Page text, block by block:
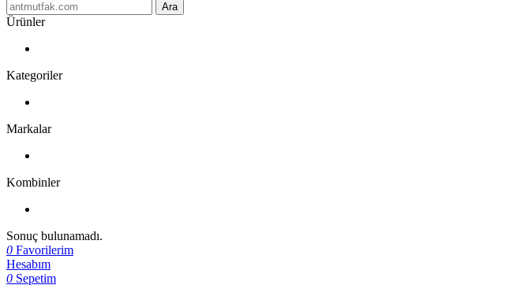
Ara
Ürünler
Kategoriler
Markalar
Kombinler
Sonuç bulunamadı.
0 Favorilerim
Hesabım
0 Sepetim